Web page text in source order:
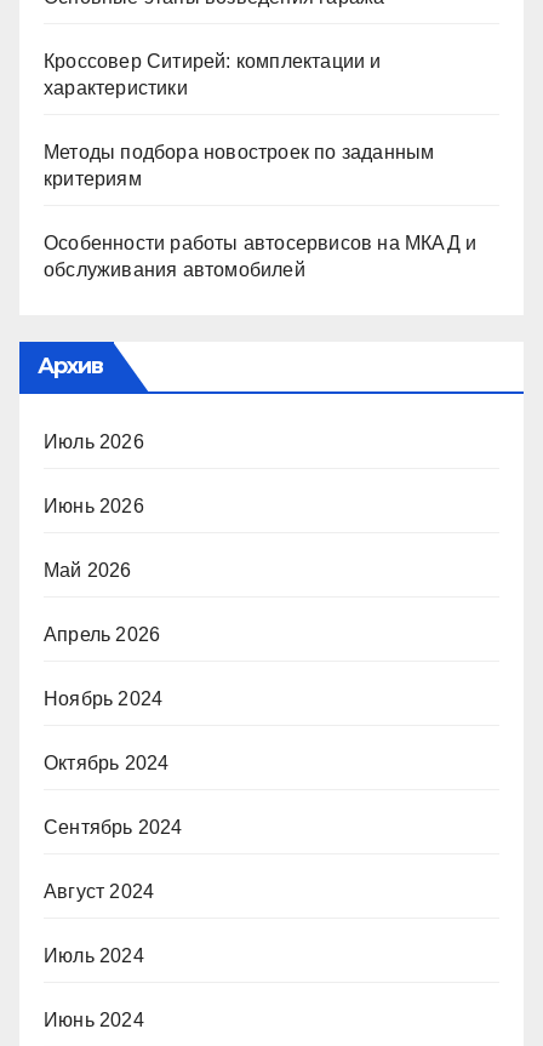
Кроссовер Ситирей: комплектации и
характеристики
Методы подбора новостроек по заданным
критериям
Особенности работы автосервисов на МКАД и
обслуживания автомобилей
Архив
Июль 2026
Июнь 2026
Май 2026
Апрель 2026
Ноябрь 2024
Октябрь 2024
Сентябрь 2024
Август 2024
Июль 2024
Июнь 2024